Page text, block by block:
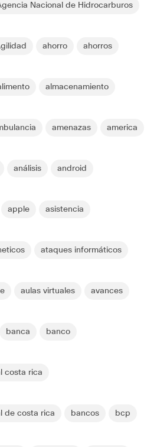
Nacional de Hidrocarburos
ahorro ahorros
almacenamiento
amenazas america
análisis android
apple asistencia
ataques informáticos
aulas virtuales avances
banca banco
costa rica
de costa rica bancos bcp